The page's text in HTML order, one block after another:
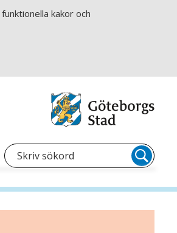
kakor och